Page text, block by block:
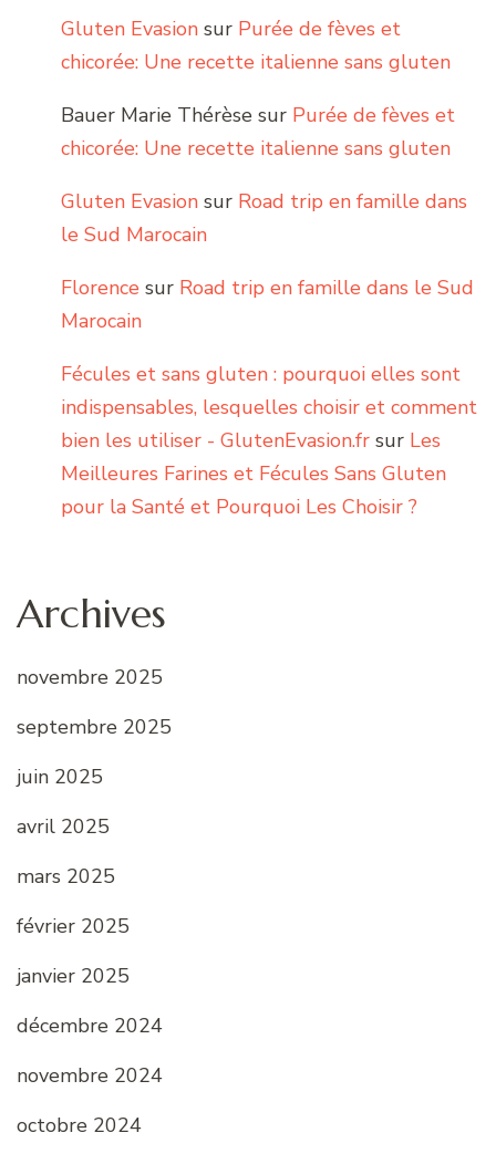
Gluten Evasion sur Purée de fèves et
chicorée: Une recette italienne sans gluten
Bauer Marie Thérèse sur Purée de fèves et
chicorée: Une recette italienne sans gluten
Gluten Evasion sur Road trip en famille dans
le Sud Marocain
Florence sur Road trip en famille dans le Sud
Marocain
Fécules et sans gluten : pourquoi elles sont
indispensables, lesquelles choisir et comment
bien les utiliser - GlutenEvasion.fr sur Les
Meilleures Farines et Fécules Sans Gluten
pour la Santé et Pourquoi Les Choisir ?
Archives
novembre 2025
septembre 2025
juin 2025
avril 2025
mars 2025
février 2025
janvier 2025
décembre 2024
novembre 2024
octobre 2024